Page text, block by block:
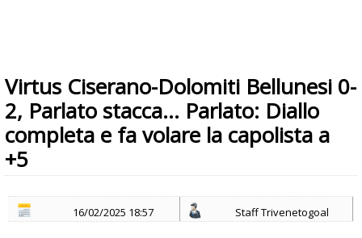
Virtus Ciserano-Dolomiti Bellunesi 0-
2, Parlato stacca… Parlato: Diallo
completa e fa volare la capolista a
+5
16/02/2025 18:57 Staff Trivenetogoal